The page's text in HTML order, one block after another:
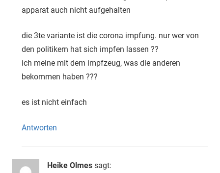
apparat auch nicht aufgehalten
die 3te variante ist die corona impfung. nur wer von
den politikern hat sich impfen lassen ??
ich meine mit dem impfzeug, was die anderen
bekommen haben ???
es ist nicht einfach
Antworten
Heike Olmes sagt: